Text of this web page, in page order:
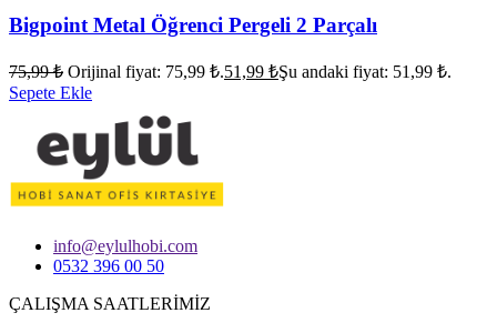
Bigpoint Metal Öğrenci Pergeli 2 Parçalı
75,99₺ Orijinal fiyat: 75,99 ₺.51,99 ₺Şu andaki fiyat: 51,99 ₺.
Sepete Ekle
info@eylulhobi.com
0532 396 00 50
ÇALIŞMA SAATLERİMİZ